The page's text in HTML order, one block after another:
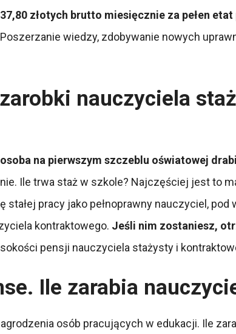
złotych brutto miesięcznie za pełen etat
wiedzy, zdobywanie nowych
nauczyciela
na pierwszym szczeblu oświatowej
Ile trwa staż w szkole? Najczęściej jest to
pracy jako pełnoprawny nauczyciel, pod
kontraktowego. Jeśli nim zostaniesz,
pensji nauczyciela stażysty i
Ile zarabia
osób pracujących w edukacji. Ile